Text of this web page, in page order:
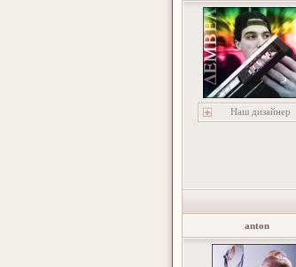
Наш дизайнер
anton